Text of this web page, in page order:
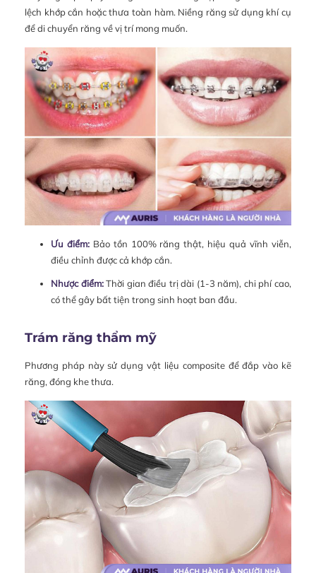
lệch khớp cắn hoặc thưa toàn hàm. Niềng răng sử dụng khí cụ
để di chuyển răng về vị trí mong muốn.
Ưu điểm:Bảo tồn 100% răng thật, hiệu quả vĩnh viễn,
điều chỉnh được cả khớp cắn.
Nhược điểm:Thời gian điều trị dài (1-3 năm), chi phí cao,
có thể gây bất tiện trong sinh hoạt ban đầu.
Trám răng thẩm mỹ
Phương pháp này sử dụng vật liệu composite để đắp vào kẽ
răng, đóng khe thưa.